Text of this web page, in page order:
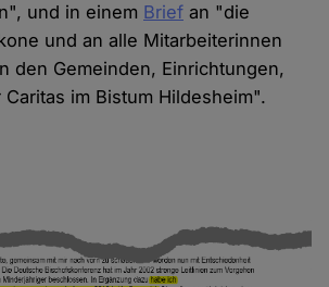
und in einem Brief an "die
und an alle Mitarbeiterinnen
den Gemeinden, Einrichtungen,
im Bistum Hildesheim".